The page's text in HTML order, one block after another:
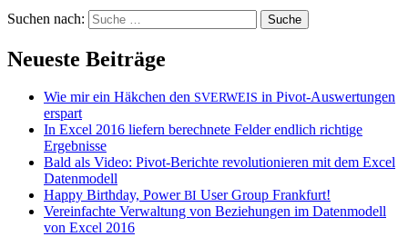
Suchen nach:
Neueste Beiträge
Wie mir ein Häkchen den SVERWEIS in Pivot-Auswertungen
erspart
In Excel 2016 liefern berechnete Felder endlich richtige
Ergebnisse
Bald als Video: Pivot-Berichte revolutionieren mit dem Excel
Datenmodell
Happy Birthday, PowerBI User Group Frankfurt!
Vereinfachte Verwaltung von Beziehungen im Datenmodell
von Excel 2016